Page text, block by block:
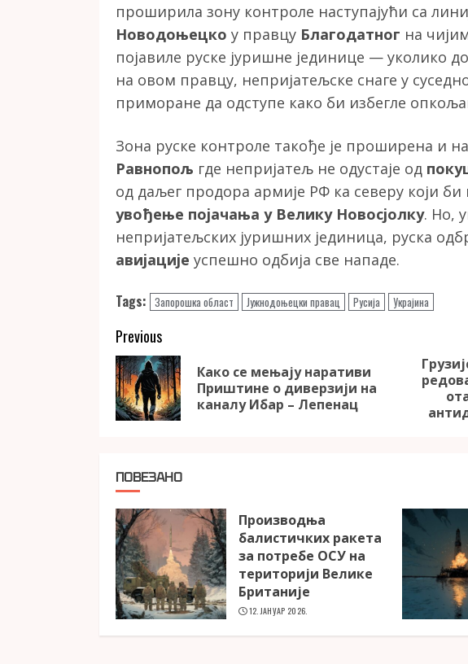
проширила зону контроле наступајући са
Новодоњецко у правцу Благодатног на
појавиле руске јуришне јединице — уколико
на овом правцу, непријатељске снаге у
приморане да одступе како би избегле
Зона руске контроле такође је проширена и
Равнопољ где непријатељ не одустаје од
од даљег продора армије РФ ка северу који
увођење појачања у Велику Новосјолку. Но,
непријатељских јуришних јединица, руска
авијације успешно одбија све нападе.
Tags: Запорошка област Јужнодоњецки правац Русија Украјина
Continue
Reading
Previous
Previous
Како се мењају наративи
Приштине о диверзији на
каналу Ибар – Лепенац
ПОВЕЗАНО
Производња
балистичких ракета
за потребе ОСУ на
територији Велике
Британије
12. ЈАНУАР 2026.